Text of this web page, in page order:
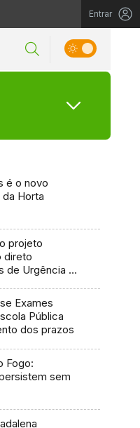
Entrar
é o novo
Horta
projeto
direto
de Urgência e
Exames
Pública
dos prazos
Fogo:
sem